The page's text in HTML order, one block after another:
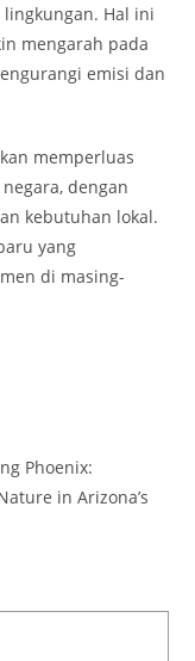
Hal ini
mengarah pada
emisi dan
memperluas
dengan
kebutuhan lokal.
yang
di masing-
Phoenix:
in Arizona’s